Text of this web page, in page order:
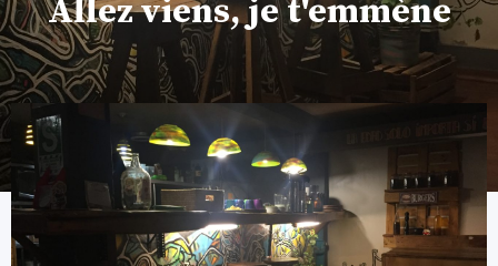
Allez viens, je t'emmène